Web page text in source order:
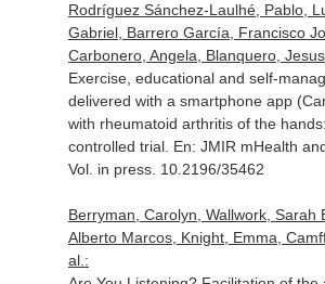
Rodríguez Sánchez-Laulhé, Pablo,
Gabriel, Barrero García, Francisco
Carbonero, Angela, Blanquero,
Exercise, educational and self-
delivered with a smartphone app
with rheumatoid arthritis of the
controlled trial. En: JMIR mHealth
Vol. in press. 10.2196/35462
Berryman, Carolyn, Wallwork, Sarah
Alberto Marcos, Knight, Emma,
al.: